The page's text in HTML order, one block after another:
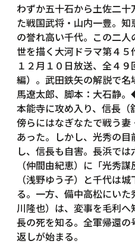
わずか五十石から土佐二
た戦国武将・山内一豊。
の誉れ高い千代。この二
世を描く大河ドラマ第４
１２月１０日放送、全４
編）。武田鉄矢の解説で
馬遼太郎、脚本：大石静
本能寺に攻め入り、信長（
傍らにはなぎなたで戦う
あった。しかし、光秀の
し、信長も自害。長浜で
（仲間由紀恵）に「光秀
（浅野ゆう子）と千代は
る。一方、備中高松にい
川隆也）は、変事を毛利
長の死を知る。全軍帰還
返しが始まる。